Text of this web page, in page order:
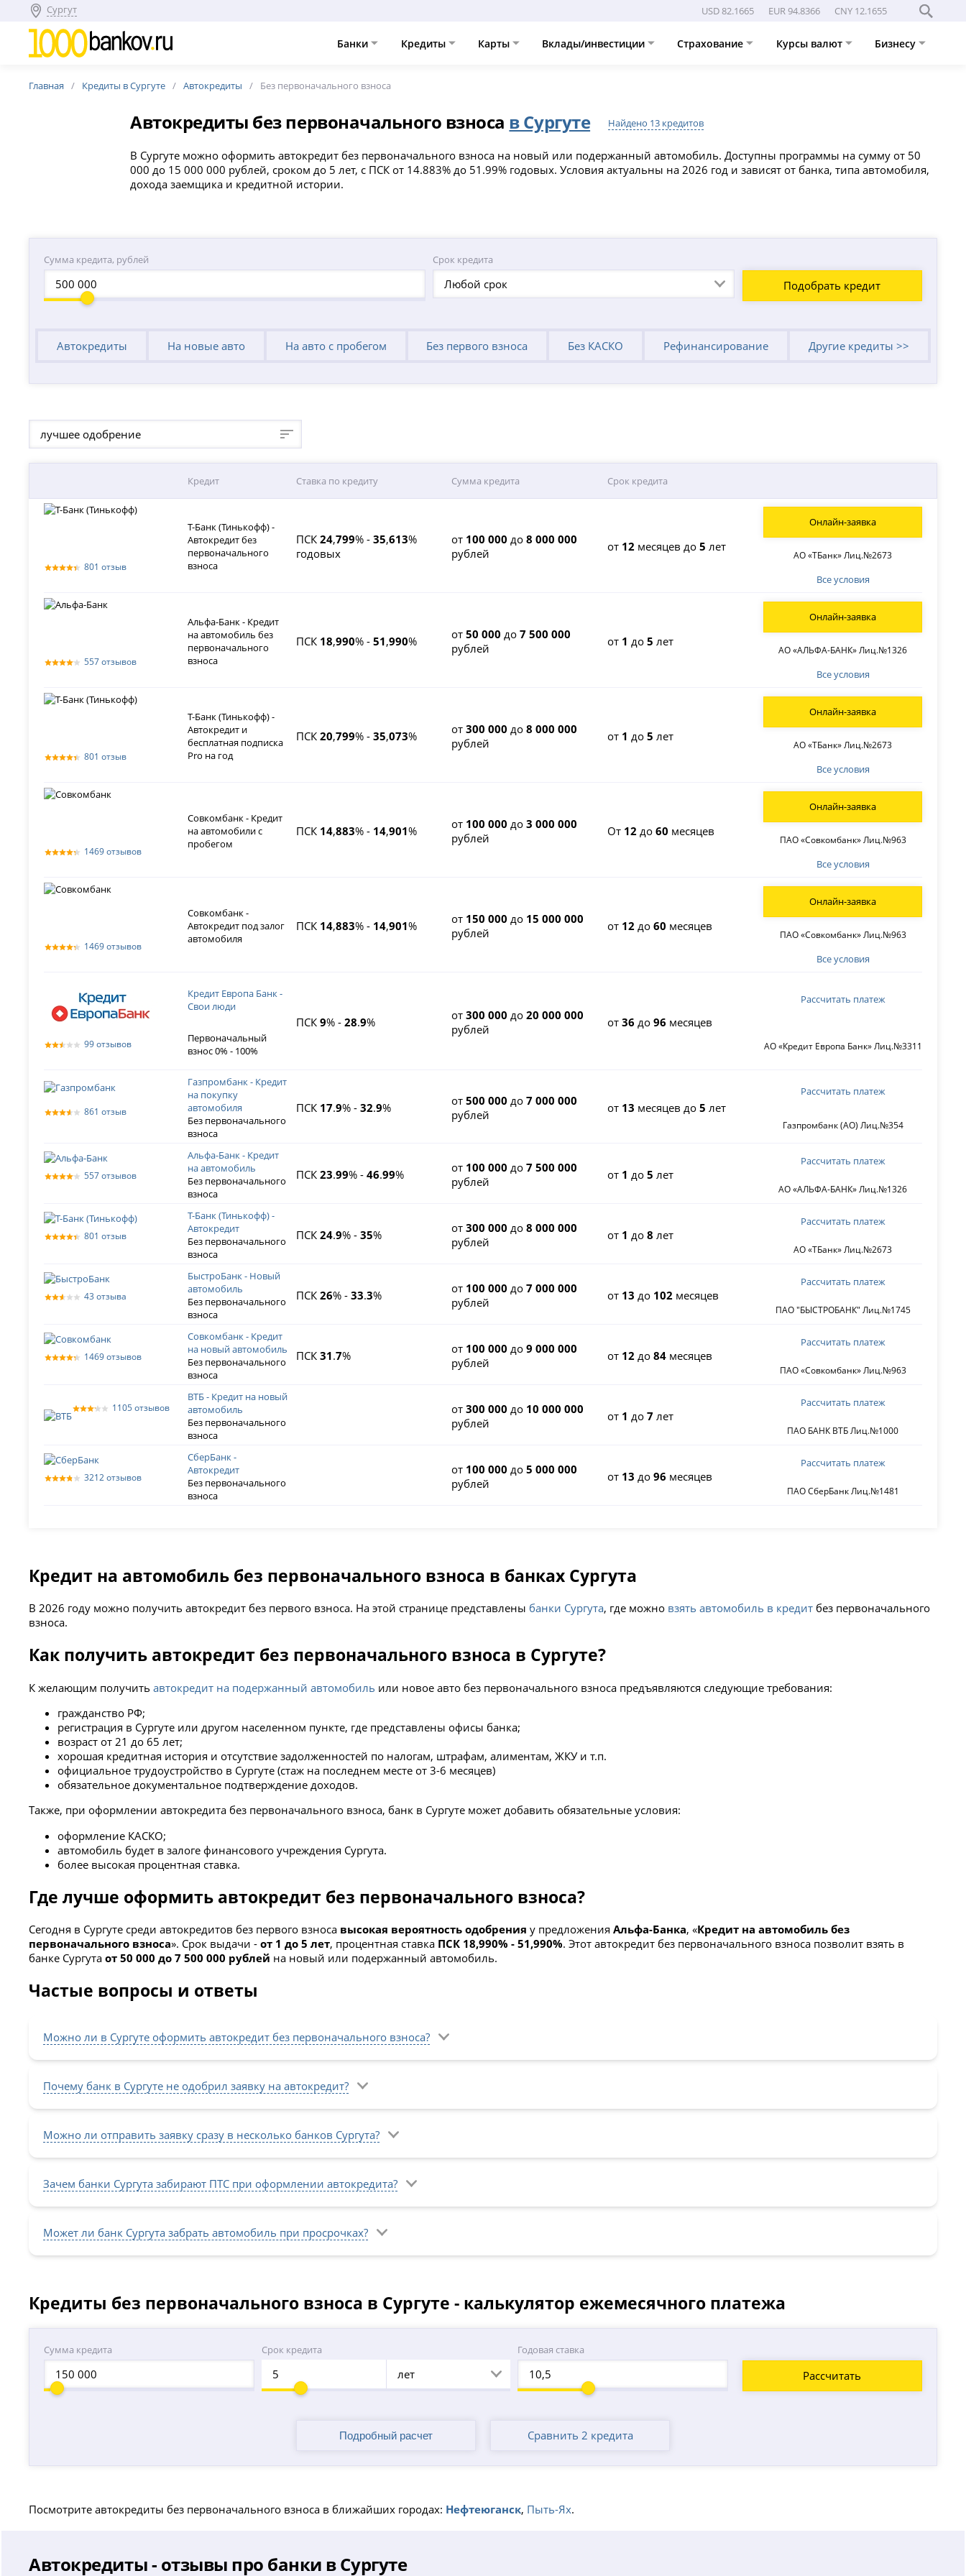
Сургут USD 82.1665 EUR 94.8366 CNY 12.1655
Банки Кредиты Карты Вклады/инвестиции Страхование Курсы валют Бизнесу
Главная Кредиты в Сургуте Автокредиты Без первоначального взноса
Автокредиты без первоначального взноса в Сургуте Найдено 13 кредитов
В Сургуте можно оформить автокредит без первоначального взноса на новый или подержанный автомобиль. Доступны программы на сумму от 50
000 до 15 000 000 рублей, сроком до 5 лет, с ПСК от 14.883% до 51.99% годовых. Условия актуальны на 2026 год и зависят от банка, типа автомобиля,
дохода заемщика и кредитной истории.
Сумма кредита, рублей Срок кредита
Любой срок Подобрать кредит
Автокредиты На новые авто На авто с пробегом Без первого взноса Без КАСКО Рефинансирование Другие кредиты >>
лучшее одобрение
Кредит Ставка по кредиту Сумма кредита Срок кредита
801 отзыв
Т-Банк (Тинькофф) -
Автокредит без
первоначального
взноса
ПСК 24,799% - 35,613%
годовых
от 100 000 до8 000 000
рублей
от 12 месяцев до5 лет
Все условия
АО «ТБанк» Лиц.№2673
Онлайн-заявка
557 отзывов
Альфа-Банк - Кредит
на автомобиль без
первоначального
взноса
ПСК 18,990% - 51,990% от50 000 до7 500 000
рублей
от 1 до5 лет
Все условия
АО «АЛЬФА-БАНК» Лиц.№1326
Онлайн-заявка
801 отзыв
Т-Банк (Тинькофф) -
Автокредит и
бесплатная подписка
Pro на год
ПСК 20,799% - 35,073% от300 000 до8 000 000
рублей
от 1 до5 лет
Все условия
АО «ТБанк» Лиц.№2673
Онлайн-заявка
1469 отзывов
Совкомбанк - Кредит
на автомобили с
пробегом
ПСК 14,883% - 14,901% от 100 000 до3 000 000
рублей
От 12 до60 месяцев
Все условия
ПАО «Совкомбанк» Лиц.№963
Онлайн-заявка
1469 отзывов
Совкомбанк -
Автокредит под залог
автомобиля
ПСК 14,883% - 14,901% от 150 000 до 15 000 000
рублей
от 12 до60 месяцев
Все условия
ПАО «Совкомбанк» Лиц.№963
Онлайн-заявка
99 отзывов
Кредит Европа Банк -
Свои люди
Первоначальный
взнос 0% - 100%
ПСК 9% - 28.9% от300 000 до20 000 000
рублей
от36 до96 месяцев
АО «Кредит Европа Банк» Лиц.№3311
Рассчитать платеж
861 отзыв
Газпромбанк - Кредит
на покупку
автомобиля
Без первоначального
взноса
ПСК 17.9% - 32.9% от500 000 до7 000 000
рублей
от 13 месяцев до5 лет
Газпромбанк (АО) Лиц.№354
Рассчитать платеж
557 отзывов
Альфа-Банк - Кредит
на автомобиль
Без первоначального
взноса
ПСК 23.99% - 46.99% от 100 000 до7 500 000
рублей
от 1 до5 лет
АО «АЛЬФА-БАНК» Лиц.№1326
Рассчитать платеж
801 отзыв
Т-Банк (Тинькофф) -
Автокредит
Без первоначального
взноса
ПСК 24.9% - 35% от300 000 до8 000 000
рублей
от 1 до8 лет
АО «ТБанк» Лиц.№2673
Рассчитать платеж
43 отзыва
БыстроБанк - Новый
автомобиль
Без первоначального
взноса
ПСК 26% - 33.3% от 100 000 до7 000 000
рублей
от 13 до 102 месяцев
ПАО "БЫСТРОБАНК" Лиц.№1745
Рассчитать платеж
1469 отзывов
Совкомбанк - Кредит
на новый автомобиль
Без первоначального
взноса
ПСК 31.7% от 100 000 до9 000 000
рублей
от 12 до84 месяцев
ПАО «Совкомбанк» Лиц.№963
Рассчитать платеж
1105 отзывов
ВТБ - Кредит на новый
автомобиль
Без первоначального
взноса
от300 000 до 10 000 000
рублей
от 1 до7 лет
ПАО БАНК ВТБ Лиц.№1000
Рассчитать платеж
3212 отзывов
СберБанк -
Автокредит
Без первоначального
взноса
от 100 000 до5 000 000
рублей
от 13 до96 месяцев
ПАО СберБанк Лиц.№1481
Рассчитать платеж
Кредит на автомобиль без первоначального взноса в банках Сургута
В 2026 году можно получить автокредит без первого взноса. На этой странице представлены банки Сургута, где можно взять автомобиль в кредит без первоначального
взноса.
Как получить автокредит без первоначального взноса в Сургуте?
К желающим получитьавтокредит на подержанный автомобиль или новое авто без первоначального взноса предъявляются следующие требования:
гражданство РФ;
регистрация в Сургуте или другом населенном пункте, где представлены офисы банка;
возраст от 21 до 65 лет;
хорошая кредитная история и отсутствие задолженностей по налогам, штрафам, алиментам, ЖКУ и т.п.
официальное трудоустройство в Сургуте (стаж на последнем месте от 3-6 месяцев)
обязательное документальное подтверждение доходов.
Также, при оформлении автокредита без первоначального взноса, банк в Сургуте может добавить обязательные условия:
оформление КАСКО;
автомобиль будет в залоге финансового учреждения Сургута.
более высокая процентная ставка.
Где лучше оформить автокредит без первоначального взноса?
Сегодня в Сургуте среди автокредитов без первого взноса высокая вероятность одобрения у предложенияАльфа-Банка, «Кредит на автомобиль без
первоначального взноса». Срок выдачи -от 1 до 5 лет, процентная ставка ПСК 18,990% - 51,990%. Этот автокредит без первоначального взноса позволит взять в
банке Сургутаот 50 000 до 7 500 000 рублей на новый или подержанный автомобиль.
Частые вопросы и ответы
Можно ли в Сургуте оформить автокредит без первоначального взноса?
Почему банк в Сургуте не одобрил заявку на автокредит?
Можно ли отправить заявку сразу в несколько банков Сургута?
Зачем банки Сургута забирают ПТС при оформлении автокредита?
Может ли банк Сургута забрать автомобиль при просрочках?
Кредиты без первоначального взноса в Сургуте - калькулятор ежемесячного платежа
Сумма кредита Срок кредита
лет
Годовая ставка
Рассчитать
Сравнить 2 кредита
Посмотрите автокредиты без первоначального взноса в ближайших городах: Нефтеюганск, Пыть-Ях.
Автокредиты - отзывы про банки в Сургуте